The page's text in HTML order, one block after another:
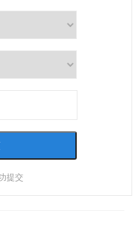
提交